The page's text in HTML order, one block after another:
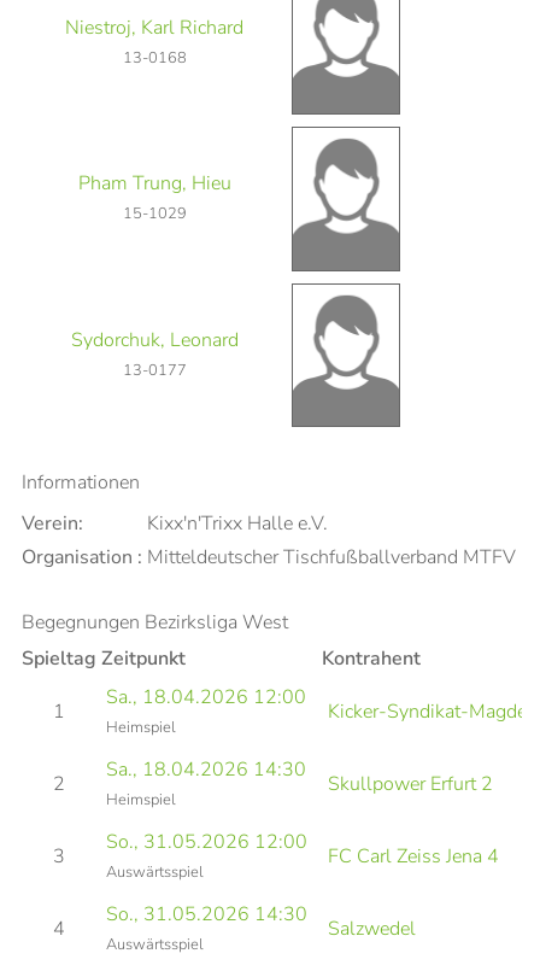
Niestroj, Karl Richard
13-0168
Pham Trung, Hieu
15-1029
Sydorchuk, Leonard
13-0177
Informationen
Verein:
Kixx'n'Trixx Halle e.V.
Organisation : Mitteldeutscher Tischfußballverband MTFV
Begegnungen Bezirksliga West
Spieltag Zeitpunkt
Kontrahent
1
Sa., 18.04.2026 12:00
Heimspiel
Kicker-Syndikat-
2
Sa., 18.04.2026 14:30
Heimspiel
Skullpower Erfurt 2
3
So., 31.05.2026 12:00
Auswärtsspiel
FC Carl Zeiss Jena 4
4
So., 31.05.2026 14:30
Auswärtsspiel
Salzwedel